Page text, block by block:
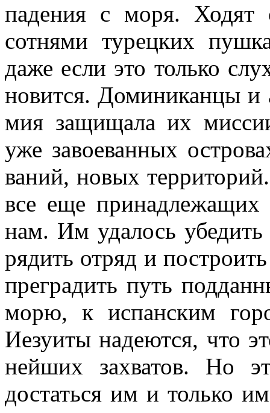
падения с моря. Ходят
сотнями турецких
даже если это только
новится. Доминиканцы и
мия защищала их
уже завоеванных
ваний, новых
все еще
нам. Им удалось
рядить отряд и
преградить путь
морю, к испанским
Иезуиты надеются, что
нейших захватов. Но
достаться им и только